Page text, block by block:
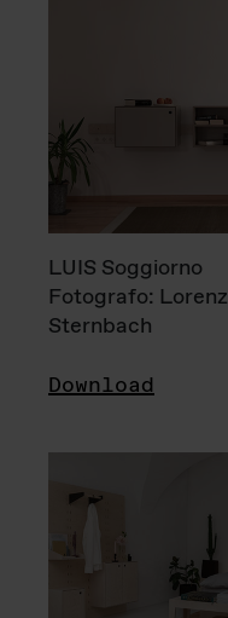
LUIS Soggiorno
Fotografo: Lorenz
Sternbach
Download